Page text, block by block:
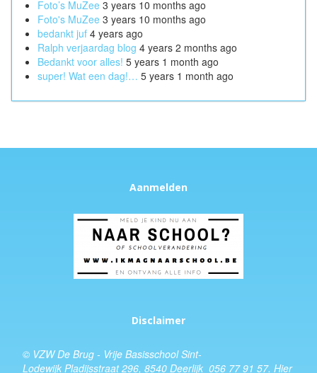
Foto’s MuZee 3 years 10 months ago
Foto's MuZee 3 years 10 months ago
bedankt juf 4 years ago
Ralph verjaardag blog 4 years 2 months ago
Bedankt voor alles! 5 years 1 month ago
super! Wat een dag!… 5 years 1 month ago
Aanmelden
Disclaimer
© VZW De Brug - Vrije Basisschool Sint-
Lodewijk Pladijsstraat 296, 8540 Deerlijk 056 77 91 57. Hier